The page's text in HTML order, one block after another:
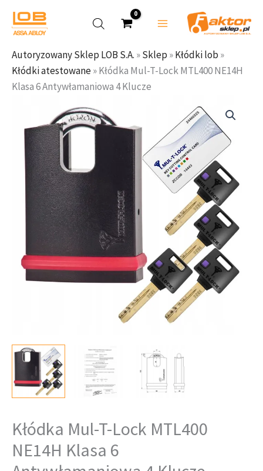
treści
Autoryzowany Sklep LOB S.A. »Sklep »Kłódki lob »
Kłódki atestowane»Kłódka Mul-T-Lock MTL400 NE14H
Klasa 6 Antywłamaniowa 4 Klucze
Kłódka Mul-T-Lock MTL400
NE14H Klasa 6
Mul-
Lock
MTL400
Antywłamaniowa
Klucze
T-
Lock
MTL400
NE14H
Klasa
Antywłamaniowa
Klucze